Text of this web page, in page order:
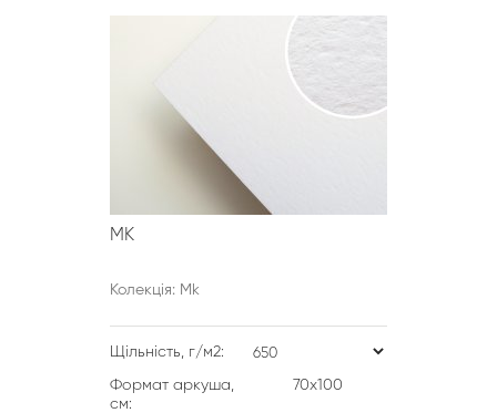
MK
Колекція: Mk
Щільність, г/м2:
Формат аркуша,
см:
70х100